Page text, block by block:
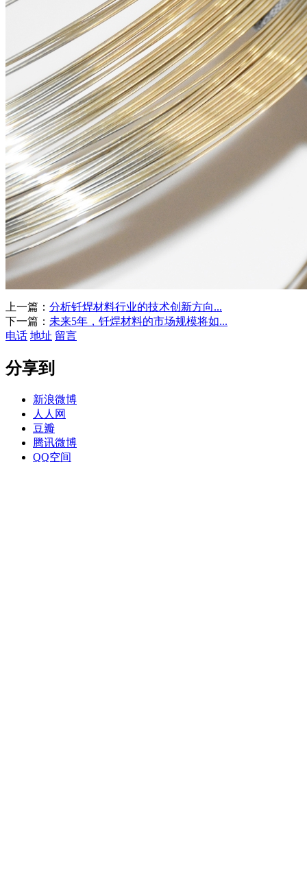
上一篇： 分析钎焊材料行业的技术创新方向...
下一篇： 未来5年，钎焊材料的市场规模将如...
电话 地址 留言
分享到
新浪微博
人人网
豆瓣
腾讯微博
QQ空间